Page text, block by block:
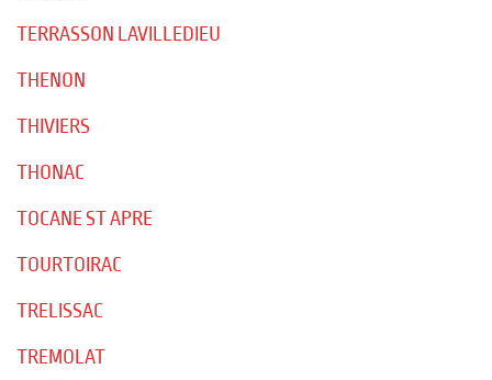
TERRASSON LAVILLEDIEU
THENON
THIVIERS
THONAC
TOCANE ST APRE
TOURTOIRAC
TRELISSAC
TREMOLAT